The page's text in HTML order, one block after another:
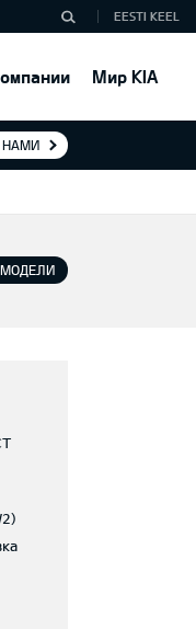
Мир KIA
EESTI KEEL
НАМИ
МОДЕЛИ